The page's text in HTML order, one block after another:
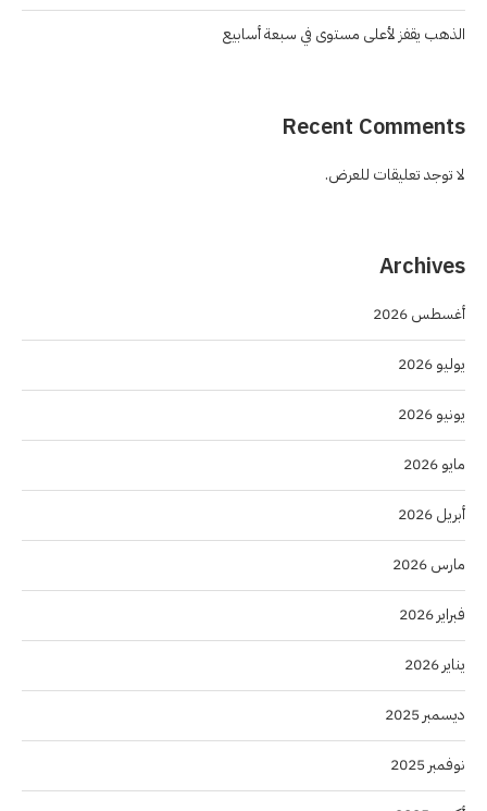
الذهب يقفز لأعلى مستوى في سبعة أسابيع
Recent Comments
لا توجد تعليقات للعرض.
Archives
أغسطس 2026
يوليو 2026
يونيو 2026
مايو 2026
أبريل 2026
مارس 2026
فبراير 2026
يناير 2026
ديسمبر 2025
نوفمبر 2025